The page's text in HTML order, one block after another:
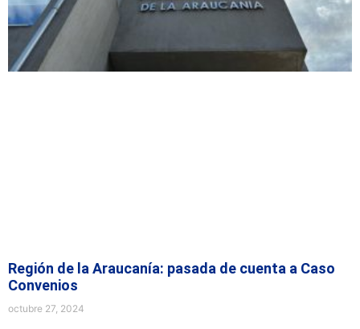
Región de la Araucanía: pasada de cuenta a Caso
Convenios
octubre 27, 2024